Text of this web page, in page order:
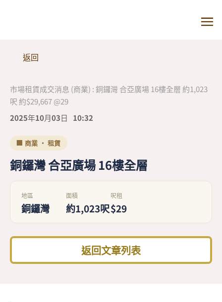
返回
市場租賃成交消息 (商業) : 銅鑼灣 合亞廣場 16樓全層 約1,023
呎 約$29,667 @29
2025年10月03日
10:32
🏢 商業 · 租賃
銅鑼灣 合亞廣場 16樓全層
地區
銅鑼灣
面積
約1,023呎
呎租
$29
返回文章列表